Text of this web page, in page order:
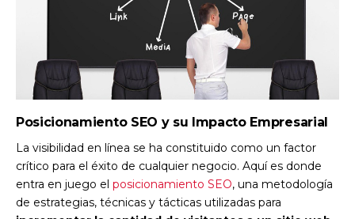
Posicionamiento SEO y su Impacto Empresarial
La visibilidad en línea se ha constituido como un factor
crítico para el éxito de cualquier negocio. Aquí es donde
entra en juego el posicionamiento SEO, una metodología
de estrategias, técnicas y tácticas utilizadas para